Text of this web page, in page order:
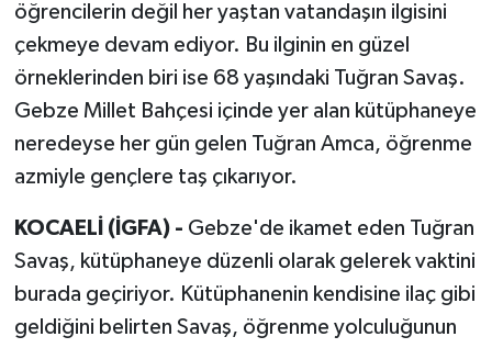
öğrencilerin değil her yaştan vatandaşın ilgisini
çekmeye devam ediyor. Bu ilginin en güzel
örneklerinden biri ise 68 yaşındaki Tuğran Savaş.
Gebze Millet Bahçesi içinde yer alan kütüphaneye
neredeyse her gün gelen Tuğran Amca, öğrenme
azmiyle gençlere taş çıkarıyor.
KOCAELİ (İGFA) - Gebze'de ikamet eden Tuğran
Savaş, kütüphaneye düzenli olarak gelerek vaktini
burada geçiriyor. Kütüphanenin kendisine ilaç gibi
geldiğini belirten Savaş, öğrenme yolculuğunun